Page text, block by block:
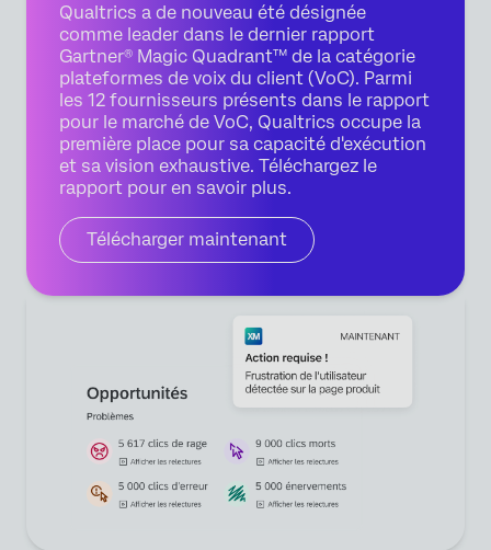
Qualtrics a de nouveau été désignée
comme leader dans le dernier rapport
Gartner® Magic Quadrant™ de la catégorie
plateformes de voix du client (VoC). Parmi
les 12 fournisseurs présents dans le rapport
pour le marché de VoC, Qualtrics occupe la
première place pour sa capacité d'exécution
et sa vision exhaustive. Téléchargez le
rapport pour en savoir plus.
Télécharger maintenant